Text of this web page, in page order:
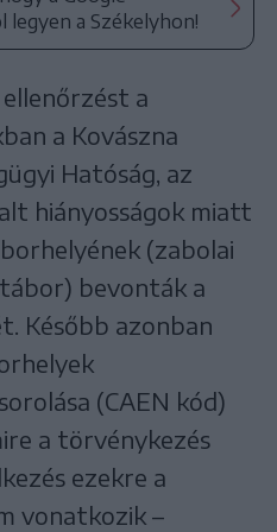
legyen a Székelyhon!
a
a Kovászna
Hatóság, az
hiányosságok miatt
(zabolai
tábor) bevonták a
Később azonban
(CAEN kód)
a törvénykezés
ezekre a
vonatkozik –